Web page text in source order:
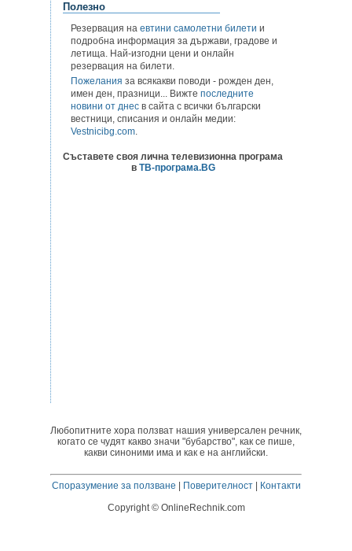
Полезно
Резервация на евтини самолетни билети и
подробна информация за държави, градове и
летища. Най-изгодни цени и онлайн
резервация на билети.
Пожелания за всякакви поводи - рожден ден,
имен ден, празници... Вижте последните
новини от днес в сайта с всички български
вестници, списания и онлайн медии:
Vestnicibg.com.
Съставете своя лична телевизионна програма
в ТВ-програма.BG
Любопитните хора ползват нашия универсален речник,
когато се чудят какво значи "бубарство", как се пише,
какви синоними има и как е на английски.
Споразумение за ползване | Поверителност| Контакти
Copyright © OnlineRechnik.com